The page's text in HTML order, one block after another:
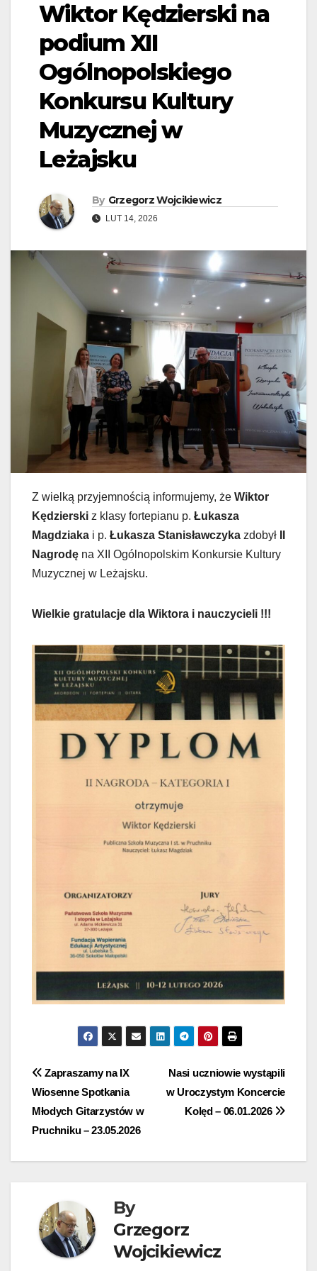
Wiktor Kędzierski na
podium XII
Ogólnopolskiego
Konkursu Kultury
Muzycznej w
Leżajsku
By Grzegorz Wojcikiewicz
LUT 14, 2026
Z wielką przyjemnością informujemy, że Wiktor
Kędzierski z klasy fortepianu p. Łukasza
Magdziaka i p. Łukasza Stanisławczyka zdobył
Nagrodę na XII Ogólnopolskim Konkursie Kultury
Muzycznej w Leżajsku.
Wielkie gratulacje dla Wiktora i nauczycieli !!!
Nawigacja
wpisu
Nasi uczniowie wystąpili
w Uroczystym Koncercie
Kolęd – 06.01.2026
Zapraszamy na IX
Wiosenne Spotkania
Młodych Gitarzystów w
Pruchniku – 23.05.2026
By
Grzegorz
Wojcikiewicz